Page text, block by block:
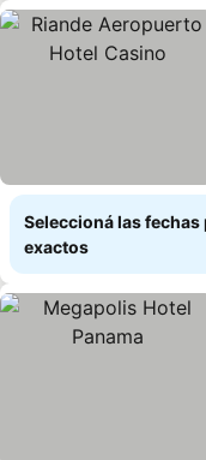
Seleccioná las
exactos